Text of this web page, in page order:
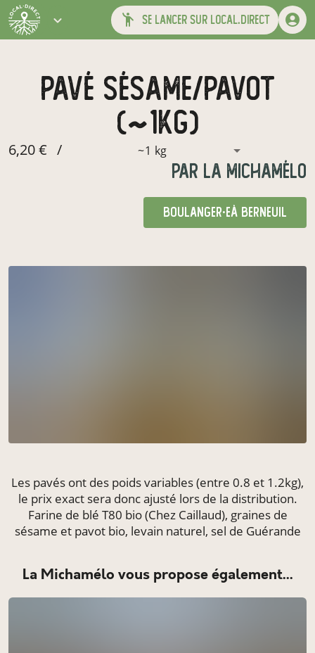
se lancer sur local.direct
pavé sésame/pavot
(~1kg)
6,20 € / ~1 kg
par La Michamélo
boulanger·eà Berneuil
Les pavés ont des poids variables (entre 0.8 et 1.2kg),
le prix exact sera donc ajusté lors de la distribution.
Farine de blé T80 bio (Chez Caillaud), graines de
sésame et pavot bio, levain naturel, sel de Guérande
La Michamélo vous propose également...